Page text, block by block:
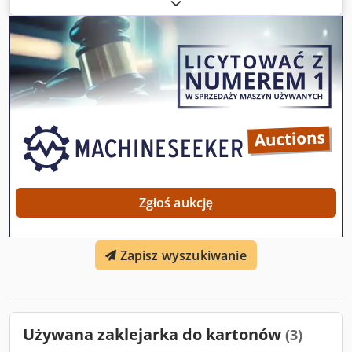
transportowej: 22 m/min Szerokość taśmy klejącej: 50–75
mm Minimalne wymiary kartonu (DxSxW): 150x110x110
mm Maksymalne wymiary kartonu (DxSxW): ∞x500x500 mm
Dkjdjyy S Imopfx Ab Sor Minimalna waga kartonu: 1 kg
Maksymalna waga kartonu: 50 kg Moc: 0,4 kW Zasilanie:
400 V – 50 Hz Waga: 170 kg
Zgłoś aukcję
Zapisz wyszukiwanie
Używana zaklejarka do kartonów (3)